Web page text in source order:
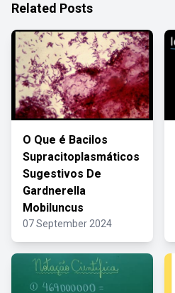
Related Posts
O Que é Bacilos
Supracitoplasmáticos
Sugestivos De
Gardnerella
Mobiluncus
07 September 2024